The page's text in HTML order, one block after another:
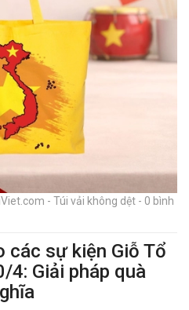
- Túi vải không dệt - 0 bình
các sự kiện Giỗ Tổ
4: Giải pháp quà